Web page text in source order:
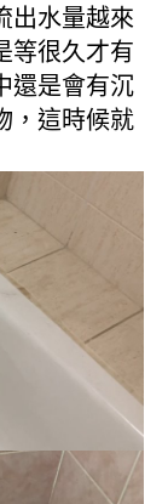
出水量越來
等很久才有
還是會有沉
，這時候就